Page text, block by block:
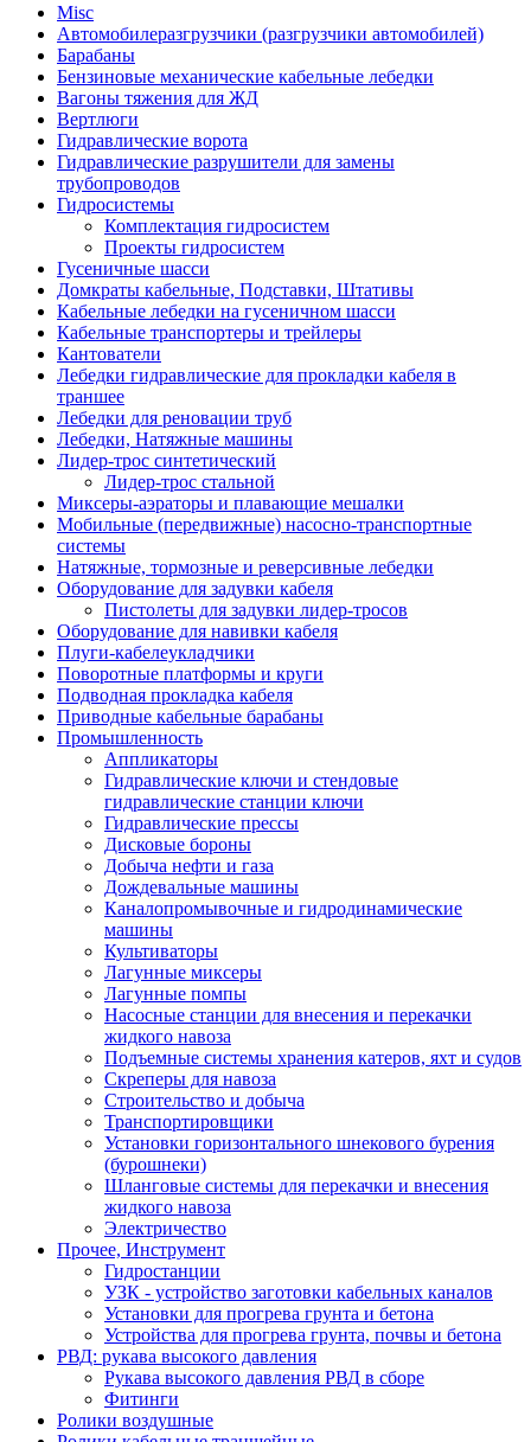
Misc
Автомобилеразгрузчики (разгрузчики автомобилей)
Барабаны
Бензиновые механические кабельные лебедки
Вагоны тяжения для ЖД
Вертлюги
Гидравлические ворота
Гидравлические разрушители для замены
трубопроводов
Гидросистемы
Комплектация гидросистем
Проекты гидросистем
Гусеничные шасси
Домкраты кабельные, Подставки, Штативы
Кабельные лебедки на гусеничном шасси
Кабельные транспортеры и трейлеры
Кантователи
Лебедки гидравлические для прокладки кабеля в
траншее
Лебедки для реновации труб
Лебедки, Натяжные машины
Лидер-трос синтетический
Лидер-трос стальной
Миксеры-аэраторы и плавающие мешалки
Мобильные (передвижные) насосно-транспортные
системы
Натяжные, тормозные и реверсивные лебедки
Оборудование для задувки кабеля
Пистолеты для задувки лидер-тросов
Оборудование для навивки кабеля
Плуги-кабелеукладчики
Поворотные платформы и круги
Подводная прокладка кабеля
Приводные кабельные барабаны
Промышленность
Аппликаторы
Гидравлические ключи и стендовые
гидравлические станции ключи
Гидравлические прессы
Дисковые бороны
Добыча нефти и газа
Дождевальные машины
Каналопромывочные и гидродинамические
машины
Культиваторы
Лагунные миксеры
Лагунные помпы
Насосные станции для внесения и перекачки
жидкого навоза
Подъемные системы хранения катеров, яхт и судов
Скреперы для навоза
Строительство и добыча
Транспортировщики
Установки горизонтального шнекового бурения
(бурошнеки)
Шланговые системы для перекачки и внесения
жидкого навоза
Электричество
Прочее, Инструмент
Гидростанции
УЗК - устройство заготовки кабельных каналов
Установки для прогрева грунта и бетона
Устройства для прогрева грунта, почвы и бетона
РВД: рукава высокого давления
Рукава высокого давления РВД в сборе
Фитинги
Ролики воздушные